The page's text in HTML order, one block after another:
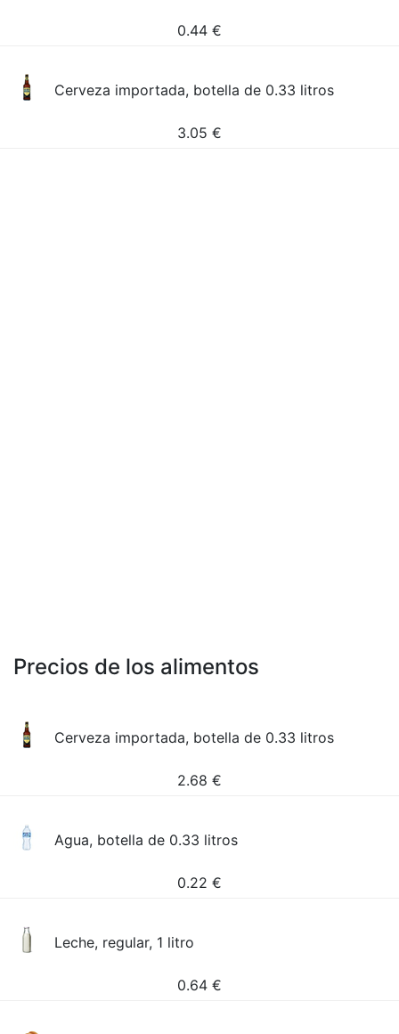
0.44 €
Cerveza importada, botella de 0.33 litros
3.05 €
Precios de los alimentos
Cerveza importada, botella de 0.33 litros
2.68 €
Agua, botella de 0.33 litros
0.22 €
Leche, regular, 1 litro
0.64 €